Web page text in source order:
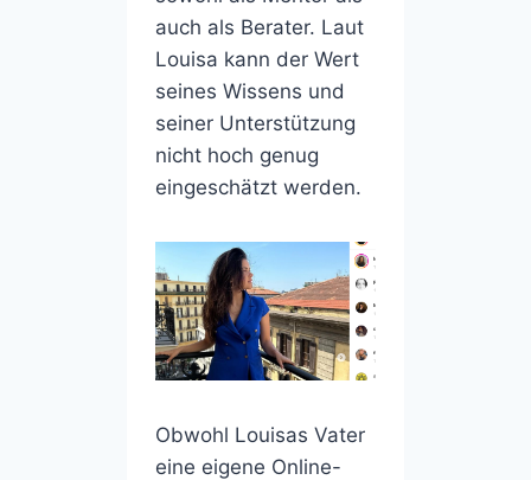
auch als Berater. Laut
Louisa kann der Wert
seines Wissens und
seiner Unterstützung
nicht hoch genug
eingeschätzt werden.
Obwohl Louisas Vater
eine eigene Online-